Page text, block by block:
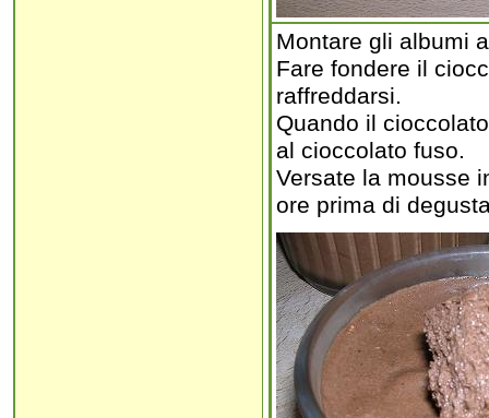
Montare gli albumi
Fare fondere il
raffreddarsi.
Quando il
al cioccolato fuso.
Versate la mousse
ore prima di